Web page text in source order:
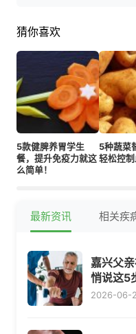
猜你喜欢
5款健脾养胃学生
餐，提升免疫力就这
么简单！
5种蔬菜
轻松控制
最新资讯 相关疾
嘉兴父
悄说这5
2026-06-